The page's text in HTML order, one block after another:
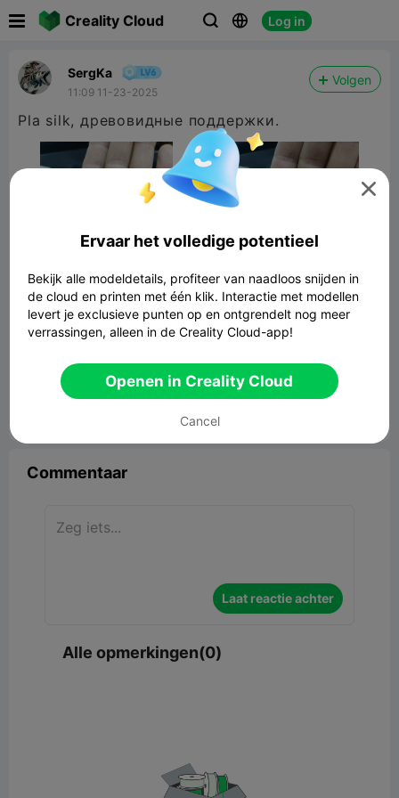
Creality Cloud   Log in
SergKa
11:09 11-23-2025
Volgen
Pla silk, древовидные поддержки.
2.49MB Gerelateerd 3D -model
6
Commentaar
Laat reactie achter
Alle opmerkingen(0)

Ervaar het volledige potentieel
Bekijk alle modeldetails, profiteer van naadloos snijden in
de cloud en printen met één klik. Interactie met modellen
levert je exclusieve punten op en ontgrendelt nog meer
verrassingen, alleen in de Creality Cloud-app!
Openen in Creality Cloud
Cancel